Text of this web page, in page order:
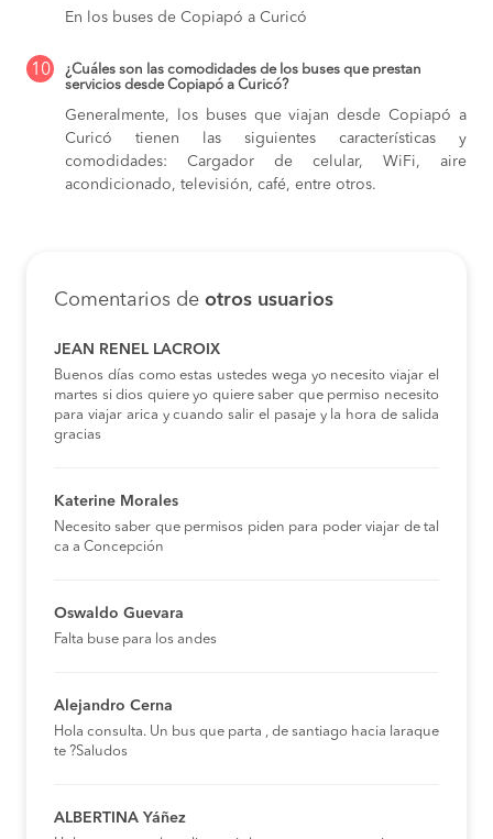
En los buses de Copiapó a Curicó
10
¿Cuáles son las comodidades de los buses que prestan
servicios desde Copiapó a Curicó?
Generalmente, los buses que viajan desde Copiapó a
Curicó tienen las siguientes características y
comodidades: Cargador de celular, WiFi, aire
acondicionado, televisión, café, entre otros.
Comentarios de otros usuarios
JEAN RENEL LACROIX
Buenos días como estas ustedes wega yo necesito viajar el
martes si dios quiere yo quiere saber que permiso necesito
para viajar arica y cuando salir el pasaje y la hora de salida
gracias
Katerine Morales
Necesito saber que permisos piden para poder viajar de tal
ca a Concepción
Oswaldo Guevara
Falta buse para los andes
Alejandro Cerna
Hola consulta. Un bus que parta , de santiago hacia laraque
te ?Saludos
ALBERTINA Yáñez